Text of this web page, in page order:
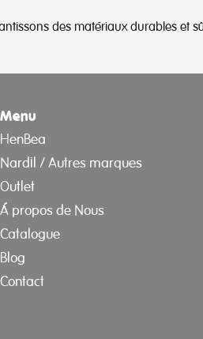
des matériaux durables et
Menu
HenBea
Nardil / Autres marques
Outlet
Á propos de Nous
Catalogue
Blog
Contact